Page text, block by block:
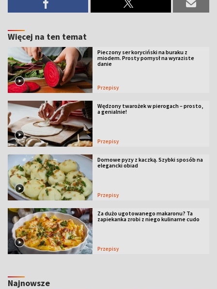
Więcej na ten temat
Pieczony ser koryciński na buraku z
miodem. Prosty pomysł na wyraziste
danie
Przepisy
Wędzony twarożek w pierogach – prosto,
a genialnie!
Przepisy
Domowe pyzy z kaczką. Szybki sposób na
elegancki obiad
Przepisy
Za dużo ugotowanego makaronu? Ta
zapiekanka zrobi z niego kulinarne cudo
Przepisy
Najnowsze